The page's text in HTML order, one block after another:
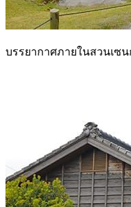
บรรยากาศภายในสวนเซนก